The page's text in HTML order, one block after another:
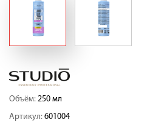
Объём: 250 мл
Артикул: 601004